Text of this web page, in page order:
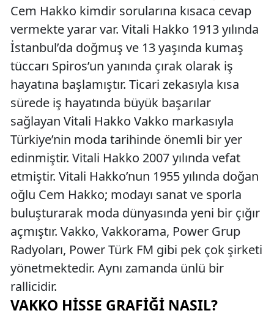
Cem Hakko kimdir sorularına kısaca cevap
vermekte yarar var. Vitali Hakko 1913 yılında
İstanbul’da doğmuş ve 13 yaşında kumaş
tüccarı Spiros’un yanında çırak olarak iş
hayatına başlamıştır. Ticari zekasıyla kısa
sürede iş hayatında büyük başarılar
sağlayan Vitali Hakko Vakko markasıyla
Türkiye’nin moda tarihinde önemli bir yer
edinmiştir. Vitali Hakko 2007 yılında vefat
etmiştir. Vitali Hakko’nun 1955 yılında doğan
oğlu Cem Hakko; modayı sanat ve sporla
buluşturarak moda dünyasında yeni bir çığır
açmıştır. Vakko, Vakkorama, Power Grup
Radyoları, Power Türk FM gibi pek çok şirketi
yönetmektedir. Aynı zamanda ünlü bir
rallicidir.
VAKKO HISSE GRAFIĞI NASIL?